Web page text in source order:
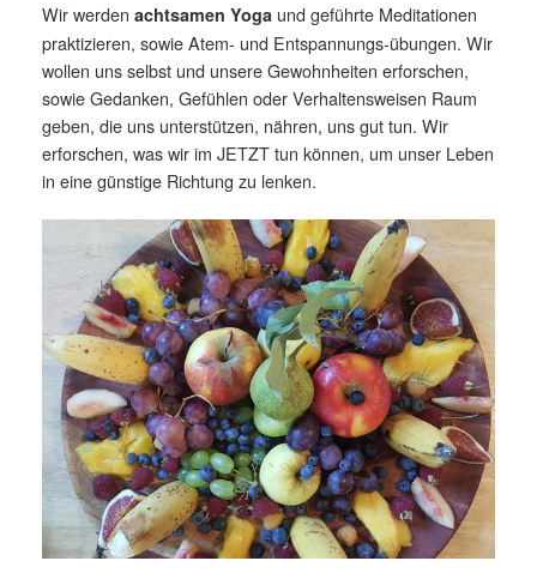
Wir werdenachtsamen Yoga und geführte Meditationen
praktizieren, sowie Atem- und Entspannungs-übungen. Wir
wollen uns selbst und unsere Gewohnheiten erforschen,
sowie Gedanken, Gefühlen oder Verhaltensweisen Raum
geben, die uns unterstützen, nähren, uns gut tun. Wir
erforschen, was wir im JETZT tun können, um unser Leben
in eine günstige Richtung zu lenken.